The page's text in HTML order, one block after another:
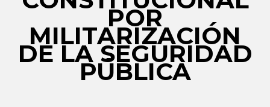
POR
MILITARIZACIÓN
DE LA SEGURIDAD
PÚBLICA